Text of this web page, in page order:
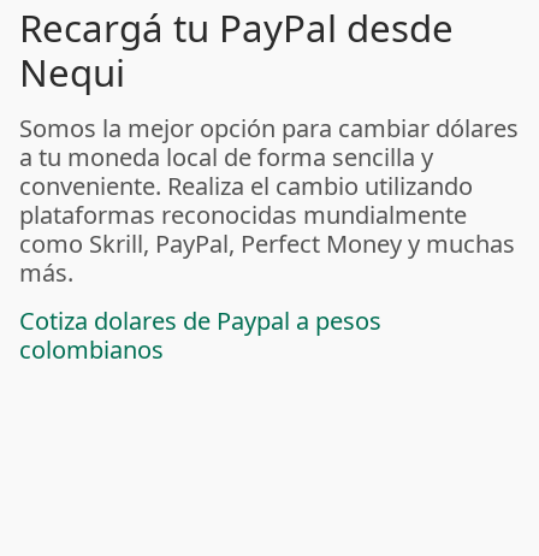
Recargá tu PayPal desde
Nequi
Somos la mejor opción para cambiar dólares
a tu moneda local de forma sencilla y
conveniente. Realiza el cambio utilizando
plataformas reconocidas mundialmente
como Skrill, PayPal, Perfect Money y muchas
más.
Cotiza dolares de Paypal a pesos
colombianos